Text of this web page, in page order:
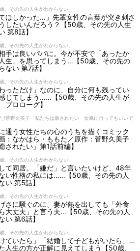
、その先の人生がわからない」
ほしかった…」先輩女性の言葉が突き刺さ
したいんだろう？【50歳、その先の人生
第8話】
、その先の人生がわからない」
手は良いパパに。今が不安で「あったか
生」を思ってしまう…【50歳、その先の
ない 第7話】
、その先の人生がわからない」
っただけ」なのに、自分に何も残ってい
じてしまう……【50歳、その先の人生が
ロローグ】
/菅野久美子「私たちは癒されたい 女風に行ってもいいで
通う女性たちの心のうちを描くコミック
：なかはら・ももた／原作：菅野久美子
されたい」第1話前編】
、その先の人生がわからない」
て同居。「嫌だ」と言いたいけど、48年
い性格の私には……【50歳、その先の人
い 第5話】
、その先の人生がわからない」
さに騒ぐのに、妻が熱を出しても「外食
大丈夫」と言う夫…【50歳、その先の人
い 第6話】
、その先の人生がわからない」
ていたら」「結婚して子どもがいたら」…
人生の方が正解に見えてしまう【50歳、